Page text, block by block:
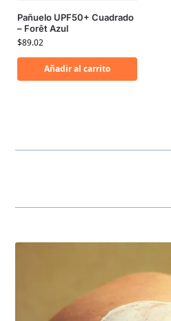
Pañuelo UPF50+ Cuadrado
– Forêt Azul
$89.02
Añadir al carrito